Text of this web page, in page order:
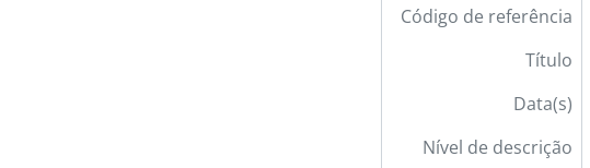
Código de referência
Título
Data(s)
Nível de descrição